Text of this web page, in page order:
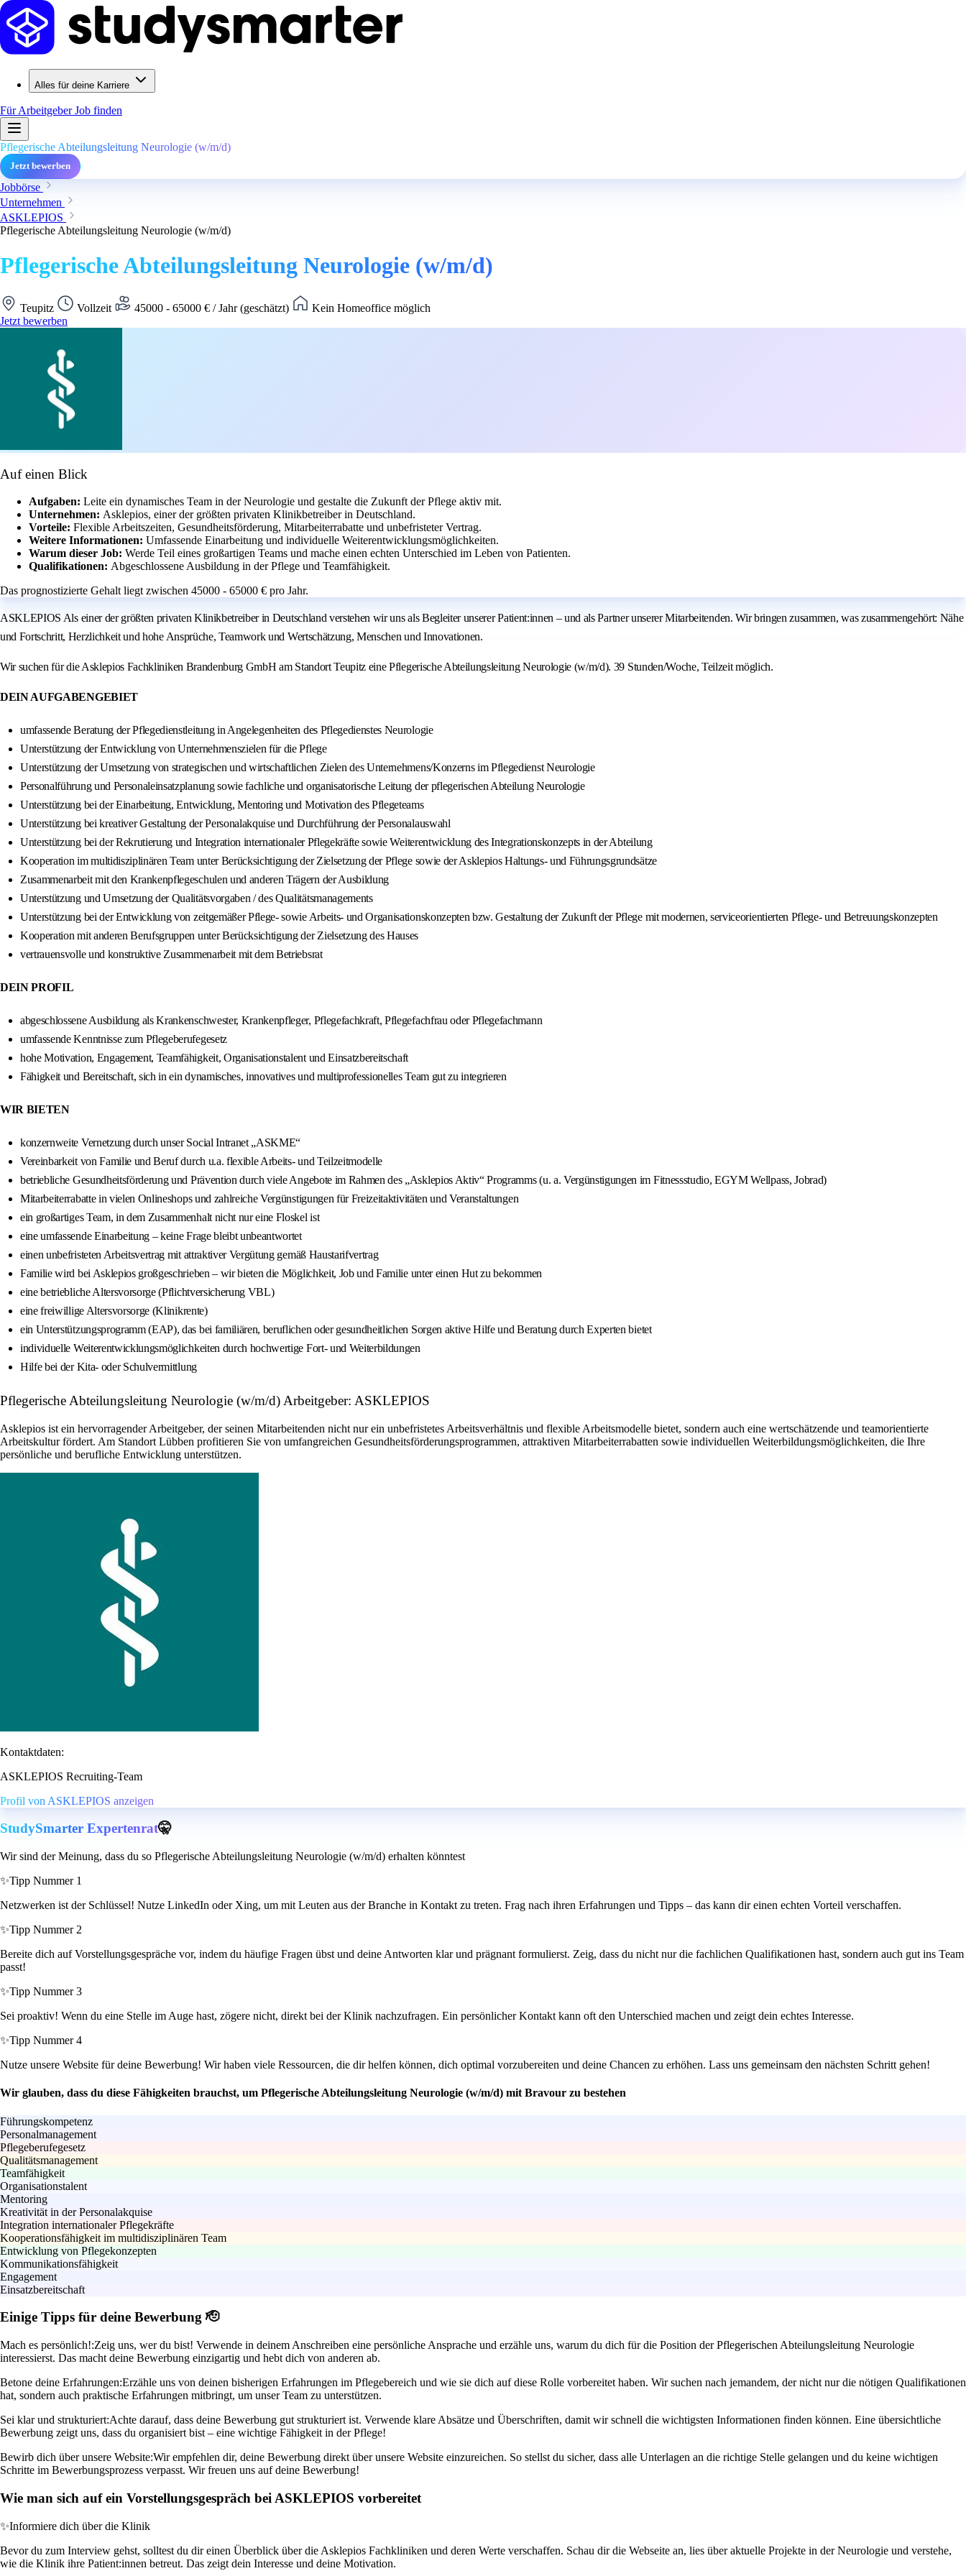
Alles für deine Karriere
Für ArbeitgeberJob finden
Pflegerische Abteilungsleitung Neurologie (w/m/d)
Jetzt bewerben
Jobbörse
Unternehmen
ASKLEPIOS
Pflegerische Abteilungsleitung Neurologie (w/m/d)
Pflegerische Abteilungsleitung Neurologie (w/m/d)
Teupitz Vollzeit 45000 - 65000 € / Jahr (geschätzt)
Kein Homeoffice möglich
Jetzt bewerben
Auf einen Blick
Aufgaben: Leite ein dynamisches Team in der Neurologie und gestalte die Zukunft der Pflege aktiv mit.
Unternehmen: Asklepios, einer der größten privaten Klinikbetreiber in Deutschland.
Vorteile: Flexible Arbeitszeiten, Gesundheitsförderung, Mitarbeiterrabatte und unbefristeter Vertrag.
Weitere Informationen: Umfassende Einarbeitung und individuelle Weiterentwicklungsmöglichkeiten.
Warum dieser Job: Werde Teil eines großartigen Teams und mache einen echten Unterschied im Leben von Patienten.
Qualifikationen: Abgeschlossene Ausbildung in der Pflege und Teamfähigkeit.
Das prognostizierte Gehalt liegt zwischen 45000 - 65000 € pro Jahr.
ASKLEPIOS Als einer der größten privaten Klinikbetreiber in Deutschland verstehen wir uns als Begleiter unserer Patient:innen – und als Partner unserer Mitarbeitenden. Wir bringen zusammen, was zusammengehört: Nähe
und Fortschritt, Herzlichkeit und hohe Ansprüche, Teamwork und Wertschätzung, Menschen und Innovationen.
Wir suchen für die Asklepios Fachkliniken Brandenburg GmbH am Standort Teupitz eine Pflegerische Abteilungsleitung Neurologie (w/m/d). 39 Stunden/Woche, Teilzeit möglich.
DEIN AUFGABENGEBIET
umfassende Beratung der Pflegedienstleitung in Angelegenheiten des Pflegedienstes Neurologie
Unterstützung der Entwicklung von Unternehmenszielen für die Pflege
Unterstützung der Umsetzung von strategischen und wirtschaftlichen Zielen des Unternehmens/Konzerns im Pflegedienst Neurologie
Personalführung und Personaleinsatzplanung sowie fachliche und organisatorische Leitung der pflegerischen Abteilung Neurologie
Unterstützung bei der Einarbeitung, Entwicklung, Mentoring und Motivation des Pflegeteams
Unterstützung bei kreativer Gestaltung der Personalakquise und Durchführung der Personalauswahl
Unterstützung bei der Rekrutierung und Integration internationaler Pflegekräfte sowie Weiterentwicklung des Integrationskonzepts in der Abteilung
Kooperation im multidisziplinären Team unter Berücksichtigung der Zielsetzung der Pflege sowie der Asklepios Haltungs- und Führungsgrundsätze
Zusammenarbeit mit den Krankenpflegeschulen und anderen Trägern der Ausbildung
Unterstützung und Umsetzung der Qualitätsvorgaben / des Qualitätsmanagements
Unterstützung bei der Entwicklung von zeitgemäßer Pflege- sowie Arbeits- und Organisationskonzepten bzw. Gestaltung der Zukunft der Pflege mit modernen, serviceorientierten Pflege- und Betreuungskonzepten
Kooperation mit anderen Berufsgruppen unter Berücksichtigung der Zielsetzung des Hauses
vertrauensvolle und konstruktive Zusammenarbeit mit dem Betriebsrat
DEIN PROFIL
abgeschlossene Ausbildung als Krankenschwester, Krankenpfleger, Pflegefachkraft, Pflegefachfrau oder Pflegefachmann
umfassende Kenntnisse zum Pflegeberufegesetz
hohe Motivation, Engagement, Teamfähigkeit, Organisationstalent und Einsatzbereitschaft
Fähigkeit und Bereitschaft, sich in ein dynamisches, innovatives und multiprofessionelles Team gut zu integrieren
WIR BIETEN
konzernweite Vernetzung durch unser Social Intranet „ASKME“
Vereinbarkeit von Familie und Beruf durch u.a. flexible Arbeits- und Teilzeitmodelle
betriebliche Gesundheitsförderung und Prävention durch viele Angebote im Rahmen des „Asklepios Aktiv“ Programms (u. a. Vergünstigungen im Fitnessstudio, EGYM Wellpass, Jobrad)
Mitarbeiterrabatte in vielen Onlineshops und zahlreiche Vergünstigungen für Freizeitaktivitäten und Veranstaltungen
ein großartiges Team, in dem Zusammenhalt nicht nur eine Floskel ist
eine umfassende Einarbeitung – keine Frage bleibt unbeantwortet
einen unbefristeten Arbeitsvertrag mit attraktiver Vergütung gemäß Haustarifvertrag
Familie wird bei Asklepios großgeschrieben – wir bieten die Möglichkeit, Job und Familie unter einen Hut zu bekommen
eine betriebliche Altersvorsorge (Pflichtversicherung VBL)
eine freiwillige Altersvorsorge (Klinikrente)
ein Unterstützungsprogramm (EAP), das bei familiären, beruflichen oder gesundheitlichen Sorgen aktive Hilfe und Beratung durch Experten bietet
individuelle Weiterentwicklungsmöglichkeiten durch hochwertige Fort- und Weiterbildungen
Hilfe bei der Kita- oder Schulvermittlung
Pflegerische Abteilungsleitung Neurologie (w/m/d) Arbeitgeber: ASKLEPIOS
Asklepios ist ein hervorragender Arbeitgeber, der seinen Mitarbeitenden nicht nur ein unbefristetes Arbeitsverhältnis und flexible Arbeitsmodelle bietet, sondern auch eine wertschätzende und teamorientierte
Arbeitskultur fördert. Am Standort Lübben profitieren Sie von umfangreichen Gesundheitsförderungsprogrammen, attraktiven Mitarbeiterrabatten sowie individuellen Weiterbildungsmöglichkeiten, die Ihre
persönliche und berufliche Entwicklung unterstützen.
Kontaktdaten:
ASKLEPIOS Recruiting-Team
Profil von ASKLEPIOS anzeigen
StudySmarter Expertenrat🤫
Wir sind der Meinung, dass du so Pflegerische Abteilungsleitung Neurologie (w/m/d) erhalten könntest
✨Tipp Nummer 1
Netzwerken ist der Schlüssel! Nutze LinkedIn oder Xing, um mit Leuten aus der Branche in Kontakt zu treten. Frag nach ihren Erfahrungen und Tipps – das kann dir einen echten Vorteil verschaffen.
✨Tipp Nummer 2
Bereite dich auf Vorstellungsgespräche vor, indem du häufige Fragen übst und deine Antworten klar und prägnant formulierst. Zeig, dass du nicht nur die fachlichen Qualifikationen hast, sondern auch gut ins Team
passt!
✨Tipp Nummer 3
Sei proaktiv! Wenn du eine Stelle im Auge hast, zögere nicht, direkt bei der Klinik nachzufragen. Ein persönlicher Kontakt kann oft den Unterschied machen und zeigt dein echtes Interesse.
✨Tipp Nummer 4
Nutze unsere Website für deine Bewerbung! Wir haben viele Ressourcen, die dir helfen können, dich optimal vorzubereiten und deine Chancen zu erhöhen. Lass uns gemeinsam den nächsten Schritt gehen!
Wir glauben, dass du diese Fähigkeiten brauchst, um Pflegerische Abteilungsleitung Neurologie (w/m/d) mit Bravour zu bestehen
Führungskompetenz
Personalmanagement
Pflegeberufegesetz
Qualitätsmanagement
Teamfähigkeit
Organisationstalent
Mentoring
Kreativität in der Personalakquise
Integration internationaler Pflegekräfte
Kooperationsfähigkeit im multidisziplinären Team
Entwicklung von Pflegekonzepten
Kommunikationsfähigkeit
Engagement
Einsatzbereitschaft
Einige Tipps für deine Bewerbung 🫡
Mach es persönlich!:Zeig uns, wer du bist! Verwende in deinem Anschreiben eine persönliche Ansprache und erzähle uns, warum du dich für die Position der Pflegerischen Abteilungsleitung Neurologie
interessierst. Das macht deine Bewerbung einzigartig und hebt dich von anderen ab.
Betone deine Erfahrungen:Erzähle uns von deinen bisherigen Erfahrungen im Pflegebereich und wie sie dich auf diese Rolle vorbereitet haben. Wir suchen nach jemandem, der nicht nur die nötigen Qualifikationen
hat, sondern auch praktische Erfahrungen mitbringt, um unser Team zu unterstützen.
Sei klar und strukturiert:Achte darauf, dass deine Bewerbung gut strukturiert ist. Verwende klare Absätze und Überschriften, damit wir schnell die wichtigsten Informationen finden können. Eine übersichtliche
Bewerbung zeigt uns, dass du organisiert bist – eine wichtige Fähigkeit in der Pflege!
Bewirb dich über unsere Website:Wir empfehlen dir, deine Bewerbung direkt über unsere Website einzureichen. So stellst du sicher, dass alle Unterlagen an die richtige Stelle gelangen und du keine wichtigen
Schritte im Bewerbungsprozess verpasst. Wir freuen uns auf deine Bewerbung!
Wie man sich auf ein Vorstellungsgespräch bei ASKLEPIOS vorbereitet
✨Informiere dich über die Klinik
Bevor du zum Interview gehst, solltest du dir einen Überblick über die Asklepios Fachkliniken und deren Werte verschaffen. Schau dir die Webseite an, lies über aktuelle Projekte in der Neurologie und verstehe,
wie die Klinik ihre Patient:innen betreut. Das zeigt dein Interesse und deine Motivation.